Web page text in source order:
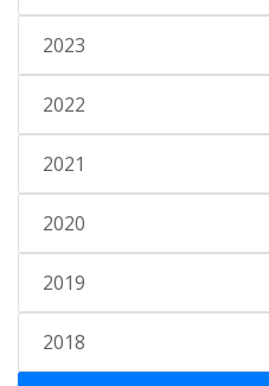
2023
2022
2021
2020
2019
2018